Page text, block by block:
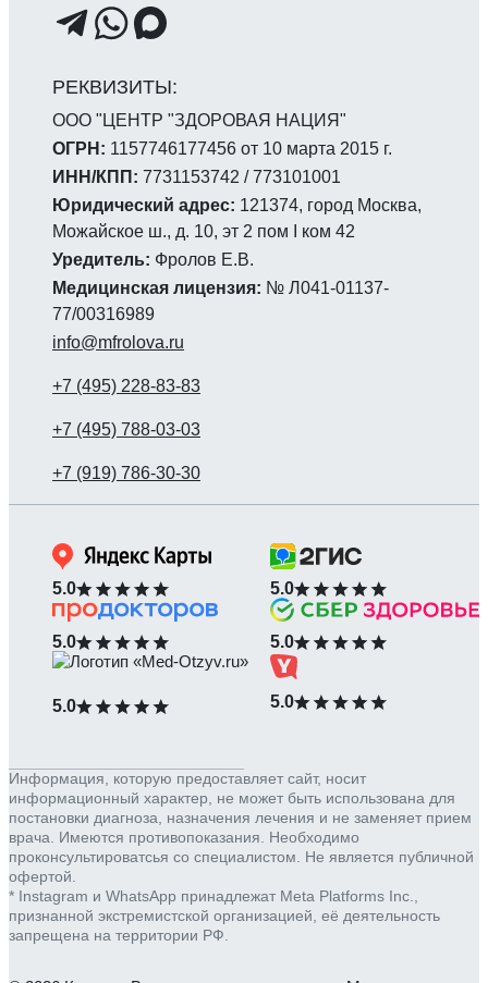
ООО "ЦЕНТР "ЗДОРОВАЯ НАЦИЯ"
ОГРН: 1157746177456 от 10 марта 2015 г.
ИНН/КПП: 7731153742 / 773101001
Юридический адрес: 121374, город Москва,
Можайское ш., д. 10, эт 2 пом I ком 42
Уредитель: Фролов Е.В.
Медицинская лицензия: № Л041-01137-
77/00316989
info@mfrolova.ru
5.0 5.0
5.0 5.0
5.0 5.0
Информация, которую предоставляет сайт, носит
информационный характер, не может быть использована для
постановки диагноза, назначения лечения и не заменяет прием
врача. Имеются противопоказания. Необходимо
проконсультироватсья со специалистом. Не является публичной
офертой.
* Instagram и WhatsApp принадлежат Meta Platforms Inc.,
признанной экстремистской организацией, её деятельность
запрещена на территории РФ.